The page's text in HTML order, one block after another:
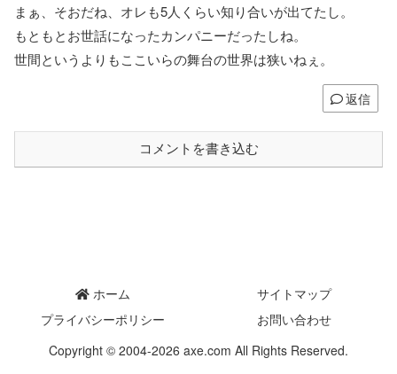
まぁ、そおだね、オレも5人くらい知り合いが出てたし。
もともとお世話になったカンパニーだったしね。
世間というよりもここいらの舞台の世界は狭いねぇ。
返信
コメントを書き込む
ホーム
サイトマップ
プライバシーポリシー
お問い合わせ
Copyright © 2004-2026 axe.com All Rights Reserved.